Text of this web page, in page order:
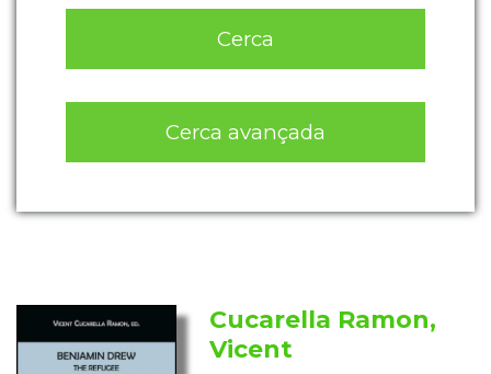
Cerca
Cerca avançada
Cucarella Ramon,
Vicent